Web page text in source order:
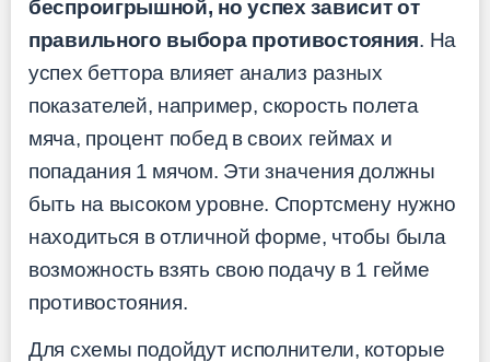
беспроигрышной, но успех зависит от
правильного выбора противостояния. На
успех беттора влияет анализ разных
показателей, например, скорость полета
мяча, процент побед в своих геймах и
попадания 1 мячом. Эти значения должны
быть на высоком уровне. Спортсмену нужно
находиться в отличной форме, чтобы была
возможность взять свою подачу в 1 гейме
противостояния.
Для схемы подойдут исполнители, которые